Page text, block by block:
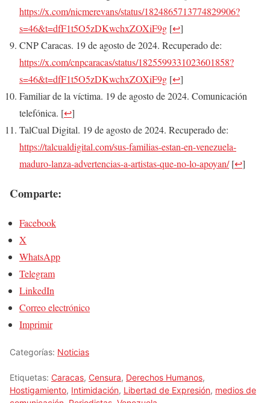
https://x.com/nicmerevans/status/1824865713774829906?
s=46&t=dfF1t5O5zDKwchxZOXiF9g [↩]
CNP Caracas. 19 de agosto de 2024. Recuperado de:
https://x.com/cnpcaracas/status/1825599331023601858?
s=46&t=dfF1t5O5zDKwchxZOXiF9g [↩]
Familiar de la víctima. 19 de agosto de 2024. Comunicación
telefónica. [↩]
TalCual Digital. 19 de agosto de 2024. Recuperado de:
https://talcualdigital.com/sus-familias-estan-en-venezuela-
maduro-lanza-advertencias-a-artistas-que-no-lo-apoyan/ [↩]
Comparte:
Facebook
X
WhatsApp
Telegram
LinkedIn
Correo electrónico
Imprimir
Categorías: Noticias
Etiquetas: Caracas, Censura, Derechos Humanos,
Hostigamiento, Intimidación, Libertad de Expresión, medios de